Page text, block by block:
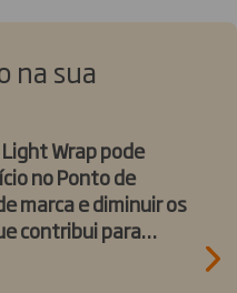
na sua
Wrap pode
no Ponto de
marca e diminuir os
contribui para